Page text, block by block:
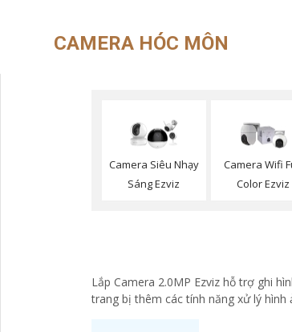
CAMERA HÓC MÔN
Camera Siêu Nhạy
Sáng Ezviz
Camera Wifi
Color Ezviz
Lắp Camera 2.0MP Ezviz hỗ trợ ghi
trang bị thêm các tính năng xử lý